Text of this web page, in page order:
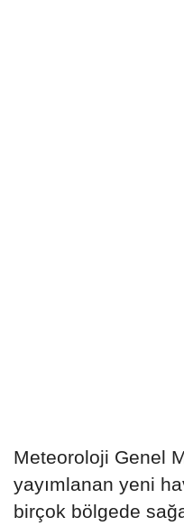
Meteoroloji Genel
yayımlanan yeni
birçok bölgede